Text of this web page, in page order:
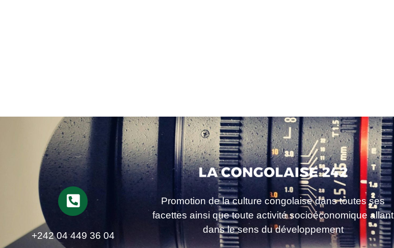
+242 04 449 36 04
Promotion de la culture congolaise dans toutes ses
facettes ainsi que toute activité socioéconomique allant
dans le sens du développement